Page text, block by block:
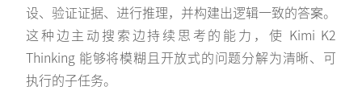
设、验证证据、进行推理，并构建出逻辑一致的答案。
这种边主动搜索边持续思考的能力，使 Kimi K2
Thinking 能够将模糊且开放式的问题分解为清晰、可
执行的子任务。